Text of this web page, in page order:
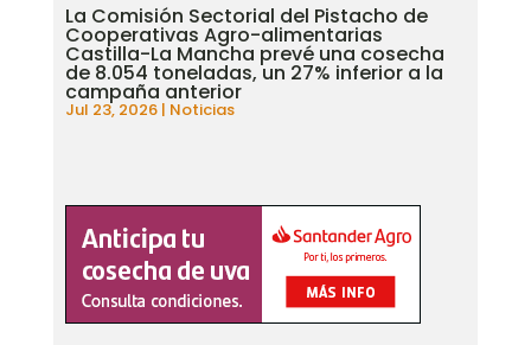
La Comisión Sectorial del Pistacho de
Cooperativas Agro-alimentarias
Castilla-La Mancha prevé una cosecha
de 8.054 toneladas, un 27% inferior a la
campaña anterior
Jul 23, 2026| Noticias